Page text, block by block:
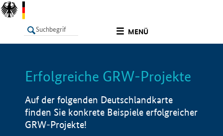
MENÜ
LISTE Info
Erfolgreiche GRW-Projekte
Auf der folgenden Deutschlandkarte
finden Sie konkrete Beispiele erfolgreicher
GRW-Projekte!